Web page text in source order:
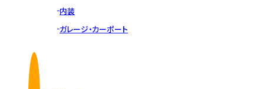
内装
ガレージ・カーポート